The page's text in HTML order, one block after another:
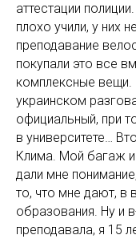
аттестации
плохо учили, у них
преподавание
покупали это все
комплексные
украинском
официальный, при
в университете…
Клима. Мой багаж
дали мне
то, что мне дают, в
образования. Ну и
преподавала, я 15